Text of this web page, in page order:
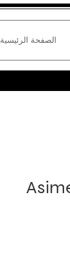
الصفحة الرئيسية